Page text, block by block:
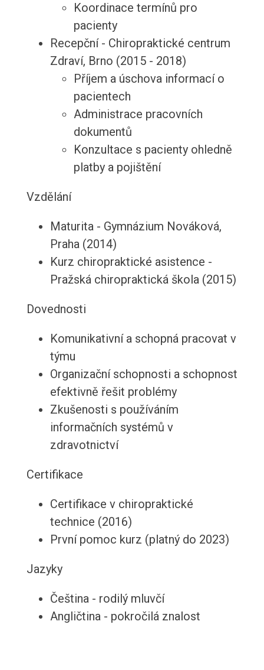
Koordinace termínů pro
pacienty
Recepční - Chiropraktické centrum
Zdraví, Brno (2015 - 2018)
Příjem a úschova informací o
pacientech
Administrace pracovních
dokumentů
Konzultace s pacienty ohledně
platby a pojištění
Vzdělání
Maturita - Gymnázium Nováková,
Praha (2014)
Kurz chiropraktické asistence -
Pražská chiropraktická škola (2015)
Dovednosti
Komunikativní a schopná pracovat v
týmu
Organizační schopnosti a schopnost
efektivně řešit problémy
Zkušenosti s používáním
informačních systémů v
zdravotnictví
Certifikace
Certifikace v chiropraktické
technice (2016)
První pomoc kurz (platný do 2023)
Jazyky
Čeština - rodilý mluvčí
Angličtina - pokročilá znalost